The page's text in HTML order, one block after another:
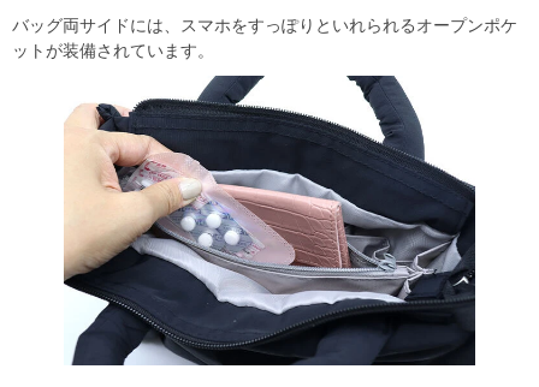
バッグ両サイドには、スマホをすっぽりといれられるオープンポケ
ットが装備されています。